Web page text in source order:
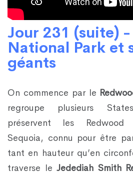
Jour 231 (suite)
National Park et
géants
On commence par le
regroupe plusieurs
préservent les Redwood
Sequoia, connu pour être
tant en hauteur qu’en
traverse le Jedediah Smith